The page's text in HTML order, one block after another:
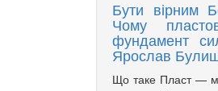
Бути вірним
Чому
фундамент
Ярослав
Що таке Пласт —